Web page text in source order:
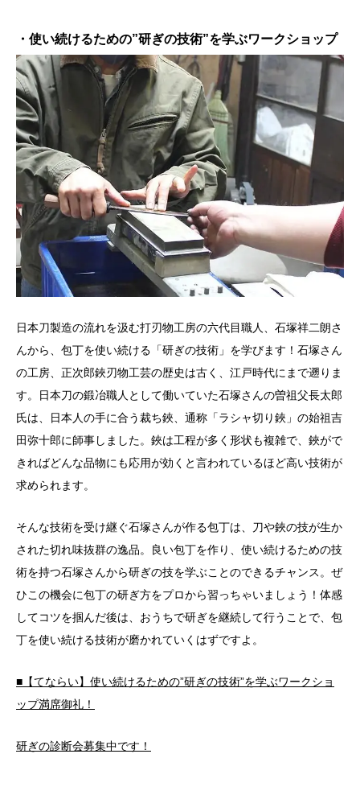
・使い続けるための”研ぎの技術”を学ぶワークショップ
日本刀製造の流れを汲む打刃物工房の六代目職人、石塚祥二朗さ
んから、包丁を使い続ける「研ぎの技術」を学びます！石塚さん
の工房、正次郎鋏刃物工芸の歴史は古く、江戸時代にまで遡りま
す。日本刀の鍛冶職人として働いていた石塚さんの曽祖父長太郎
氏は、日本人の手に合う裁ち鋏、通称「ラシャ切り鋏」の始祖吉
田弥十郎に師事しました。鋏は工程が多く形状も複雑で、鋏がで
きればどんな品物にも応用が効くと言われているほど高い技術が
求められます。
そんな技術を受け継ぐ石塚さんが作る包丁は、刀や鋏の技が生か
された切れ味抜群の逸品。良い包丁を作り、使い続けるための技
術を持つ石塚さんから研ぎの技を学ぶことのできるチャンス。ぜ
ひこの機会に包丁の研ぎ方をプロから習っちゃいましょう！体感
してコツを掴んだ後は、おうちで研ぎを継続して行うことで、包
丁を使い続ける技術が磨かれていくはずですよ。
■【てならい】使い続けるための”研ぎの技術”を学ぶワークショ
ップ満席御礼！
研ぎの診断会募集中です！